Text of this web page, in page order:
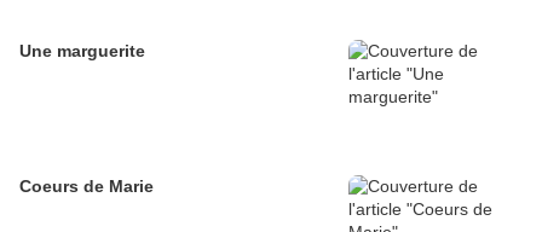
Une marguerite
Coeurs de Marie